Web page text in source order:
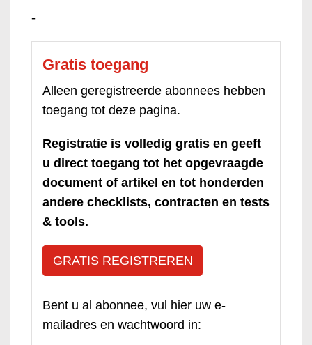
-
Gratis toegang
Alleen geregistreerde abonnees hebben
toegang tot deze pagina.
Registratie is volledig gratis en geeft
u direct toegang tot het opgevraagde
document of artikel en tot honderden
andere checklists, contracten en tests
& tools.
GRATIS REGISTREREN
Bent u al abonnee, vul hier uw e-
mailadres en wachtwoord in: